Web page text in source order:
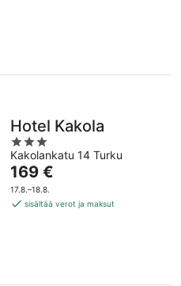
Hotel Kakola
3
out
of
5
Kakolankatu 14 Turku
Hinta
on
169 €
169 €
17.8.–18.8.
sisältää verot ja maksut